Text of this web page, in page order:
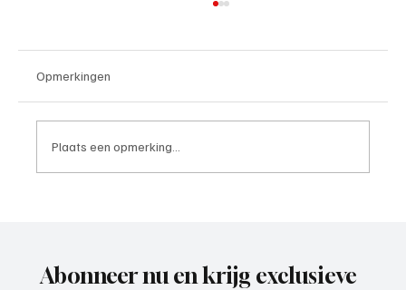
Opmerkingen
Plaats een opmerking...
Abonneer nu en krijg exclusieve